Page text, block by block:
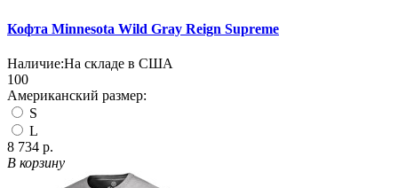
Кофта Minnesota Wild Gray Reign Supreme
Наличие:На складе в США
100
Американский размер:
S
L
8 734 р.
В корзину